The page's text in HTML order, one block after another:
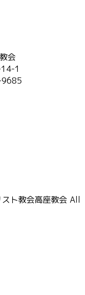
会
1
ト教会高座教会 All